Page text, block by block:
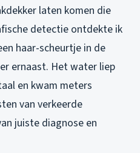
laten komen die
detectie ontdekte ik
haar-scheurtje in de
ernaast. Het water liep
en kwam meters
van verkeerde
juiste diagnose en